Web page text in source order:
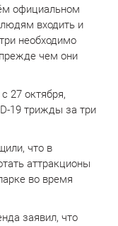
официальном
входить и
необходимо
чем они
27 октября,
19 трижды за три
что в
аттракционы
во время
заявил, что